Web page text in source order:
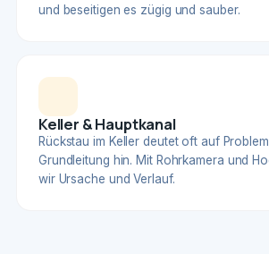
und beseitigen es zügig und sauber.
Keller & Hauptkanal
Rückstau im Keller deutet oft auf
Grundleitung hin. Mit Rohrkamera und
wir Ursache und Verlauf.